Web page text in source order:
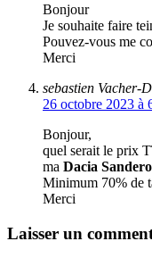
Bonjour
Je souhaite faire
Pouvez-vous me
Merci
sebastien Vacher-
26 octobre 2023 à
Bonjour,
quel serait le prix
ma Dacia Sandero
Minimum 70% de
Merci
Laisser un